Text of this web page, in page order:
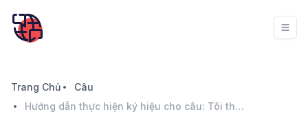
Trang Chủ
Câu
Hướng dẫn thực hiện ký hiệu cho câu: Tôi thích xe hơi. Tôi nghĩ mọi người cũng thích xe hơi.